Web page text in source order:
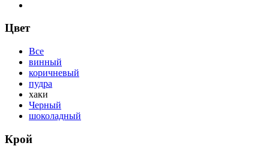
Цвет
Все
винный
коричневый
пудра
хаки
Черный
шоколадный
Крой